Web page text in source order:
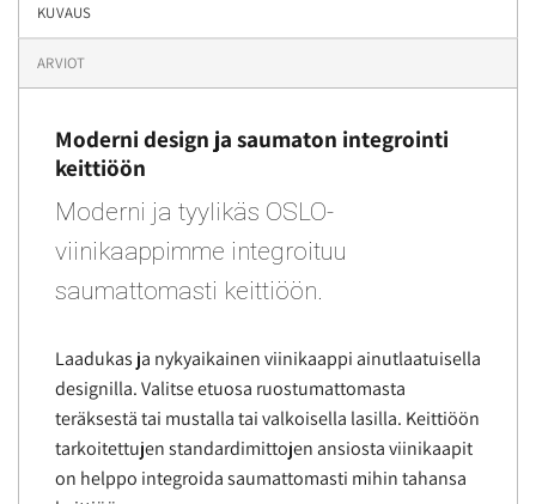
KUVAUS
ARVIOT
Moderni design ja saumaton integrointi
keittiöön
Moderni ja tyylikäs OSLO-
viinikaappimme integroituu
saumattomasti keittiöön.
Laadukas ja nykyaikainen viinikaappi ainutlaatuisella
designilla. Valitse etuosa ruostumattomasta
teräksestä tai mustalla tai valkoisella lasilla. Keittiöön
tarkoitettujen standardimittojen ansiosta viinikaapit
on helppo integroida saumattomasti mihin tahansa